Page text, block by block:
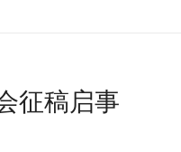
征稿启事